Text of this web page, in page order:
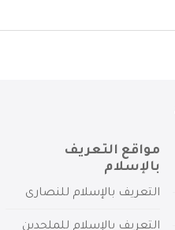
مواقع التعريف
بالإسلام
التعريف بالإسلام للنصارى
التعريف بالإسلام للملحدين